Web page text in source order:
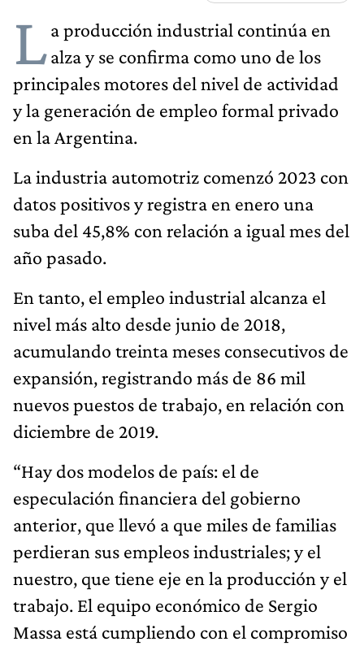
La producción industrial continúa en
alza y se confirma como uno de los
principales motores del nivel de actividad
y la generación de empleo formal privado
en la Argentina.
La industria automotriz comenzó 2023 con
datos positivos y registra en enero una
suba del 45,8% con relación a igual mes del
año pasado.
En tanto, el empleo industrial alcanza el
nivel más alto desde junio de 2018,
acumulando treinta meses consecutivos de
expansión, registrando más de 86 mil
nuevos puestos de trabajo, en relación con
diciembre de 2019.
“Hay dos modelos de país: el de
especulación financiera del gobierno
anterior, que llevó a que miles de familias
perdieran sus empleos industriales; y el
nuestro, que tiene eje en la producción y el
trabajo. El equipo económico de Sergio
Massa está cumpliendo con el compromiso